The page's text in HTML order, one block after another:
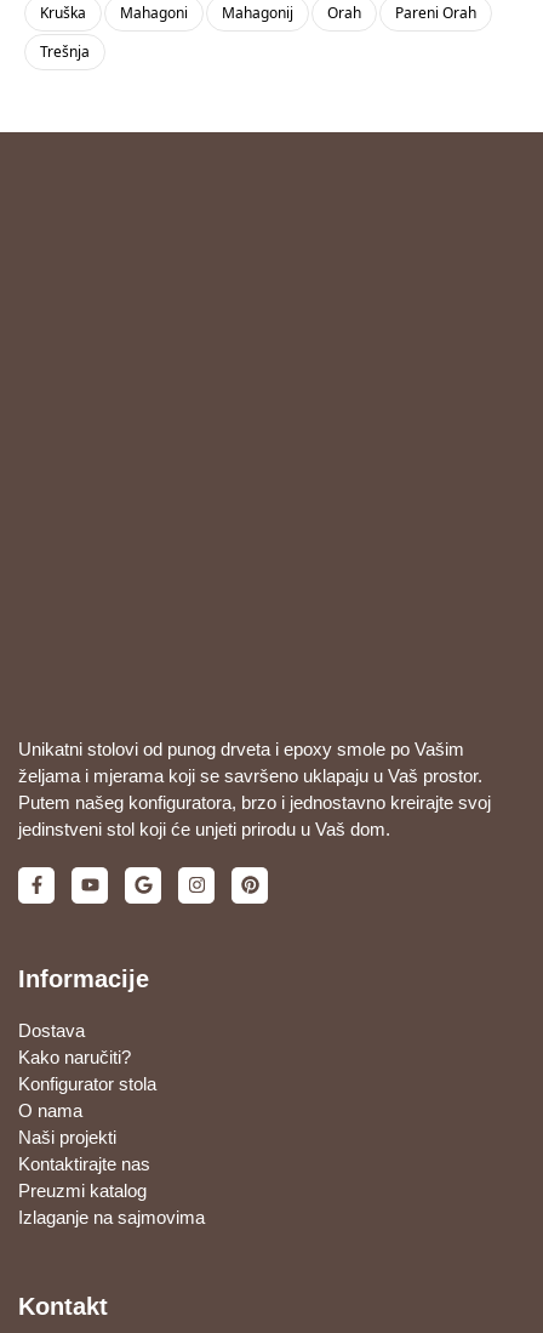
Kruška
Mahagoni Mahagonij Orah
Pareni Orah
Trešnja
Unikatni stolovi od punog drveta i epoxy smole po Vašim
željama i mjerama koji se savršeno uklapaju u Vaš prostor.
Putem našeg konfiguratora, brzo i jednostavno kreirajte svoj
jedinstveni stol koji će unjeti prirodu u Vaš dom.
Informacije
Dostava
Kako naručiti?
Konfigurator stola
O nama
Naši projekti
Kontaktirajte nas
Preuzmi katalog
Izlaganje na sajmovima
Kontakt